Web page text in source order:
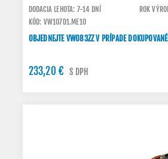
DODACIA LEHOTA: 7-14 DNÍ
ROK
KÓD: VW107D1.ME10
OBJEDNEJTE VW083ZZ V PRÍPADE
233,20 € S DPH